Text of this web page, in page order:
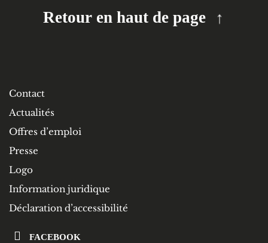
Retour en haut de page
Contact
Actualités
Offres d’emploi
Presse
Logo
Information juridique
Déclaration d’accessibilité
FACEBOOK